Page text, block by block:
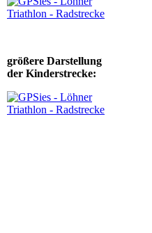
größere Darstellung
der Kinderstrecke: